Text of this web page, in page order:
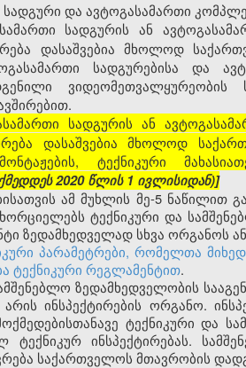
სადგური და ავტოგასამართი
სადგურის ან
დასაშვებია მხოლოდ
სადგურებისა და
ვიდეომეთვალყურეობის
სადგურის ან
დასაშვებია მხოლოდ
ტექნიკური
2020 წლის 1 ივლისიდან)]
ამ მუხლის მე-5
ტექნიკური და
ზედამხედველად სხვა ორგანოს
პარამეტრები, რომელთა
ტექნიკური რეგლამენტით.
ზედამხედველობის
ინსპექტირების ორგანო.
ტექნიკური და
ტექნიკურ ინსპექტირებას.
საქართველოს მთავრობის